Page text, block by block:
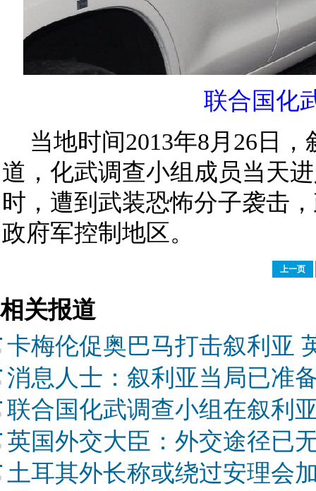
联合国化
当地时间2013年8月26日
道，化武调查小组成员当天
时，遭到武装恐怖分子袭击
政府军控制地区。
上一页
相关报道
卡梅伦促奥巴马打击叙利亚
消息人士：叙利亚当局已准
联合国化武调查小组在叙利
英国外交大臣：外交途径已
土耳其外长称或绕过安理会